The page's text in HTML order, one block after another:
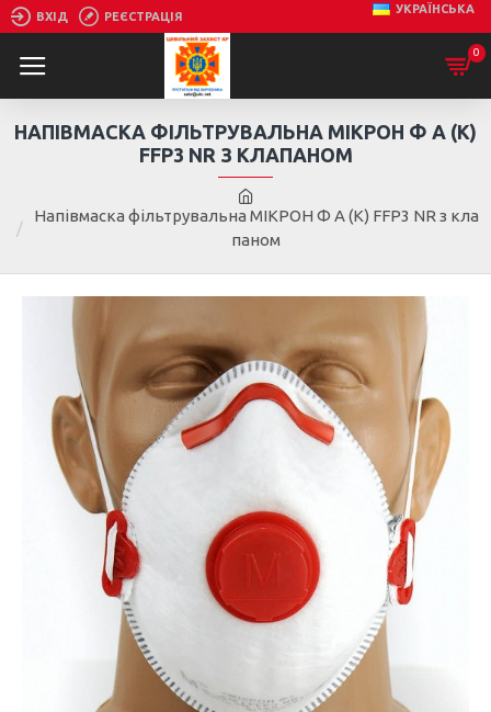
ВХІД РЕЄСТРАЦІЯ
УКРАЇНСЬКА
0
Напівмаска фільтрувальна МІКРОН Ф А (К) FFP3 NR з кла
паном
НАПІВМАСКА ФІЛЬТРУВАЛЬНА МІКРОН Ф А (К)
FFP3 NR З КЛАПАНОМ